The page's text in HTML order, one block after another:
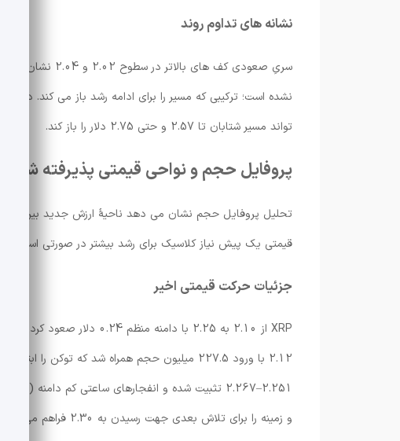
نشانه های تداوم روند
تواند مسیر شتابان تا 2.57 و حتی 2.75 دلار را باز کند.
پروفایل حجم و نواحی قیمتی پذیرفته شده
قیمتی یک پیش نیاز کلاسیک برای رشد بیشتر در صورتی
جزئیات حرکت قیمتی اخیر
و زمینه را برای تلاش بعدی جهت رسیدن به 2.30 فراهم می آورد.